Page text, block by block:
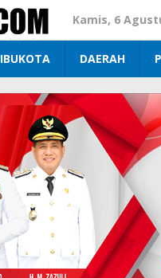
Kamis, 6
IBUKOTA DAERAH